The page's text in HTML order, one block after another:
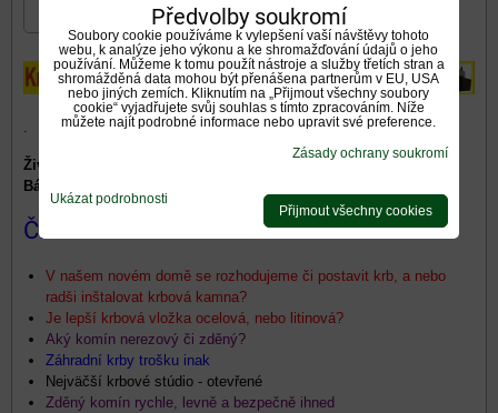
.
Živé video
- exotická zahrada TUMA
Bánovce nad Bebravou, Slovensko
ČLÁNKY
V našem novém domě se rozhodujeme či postavit krb, a nebo
radši inštalovat krbová kamna?
Je lepší krbová vložka ocelová, nebo litinová?
Aký komín nerezový či zděný?
Záhradní krby trošku inak
Nejväčší krbové stúdio - otevřené
Zděný komín rychle, levně a bezpečně ihned
Předvolby soukromí
Soubory cookie používáme k vylepšení vaší návštěvy tohoto
webu, k analýze jeho výkonu a ke shromažďování údajů o jeho
používání. Můžeme k tomu použít nástroje a služby třetích stran a
shromážděná data mohou být přenášena partnerům v EU, USA
nebo jiných zemích. Kliknutím na „Přijmout všechny soubory
cookie“ vyjadřujete svůj souhlas s tímto zpracováním. Níže
můžete najít podrobné informace nebo upravit své preference.
Zásady ochrany soukromí
Ukázat podrobnosti
Přijmout všechny cookies